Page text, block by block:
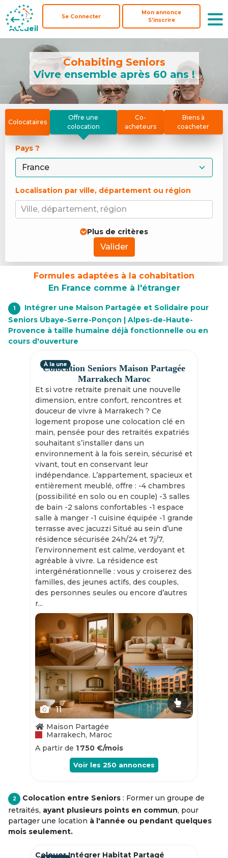
Accueil
Se Connecter
Mon annonce
S'inscrire
Accueil
Se Connecter
Mon annonce
S'inscrire
Cohabiting Seniors
Vivre ensemble après 60 ans !
Colocataires
Offre une
colocation
Co-
acheteurs
Biens à
coacheter
Pays ?
Localisation par ville, département ou région
Ville, département, région
Plus de critères
Valider
Formules adaptées à la cohabitation
En France comme à l'étranger
1
Intégrer une Maison Partagée et Solidaire pour
Seniors Ubaye-Serre-Ponçon | Alpes-de-Haute-
Provence à taille humaine déjà fonctionnelle ou en
cours d'ouverture
Colocation Seniors Maison Partagée
Marrakech Maroc
Et si votre retraite prenait une nouvelle
dimension, entre confort, rencontres et
douceur de vivre à Marrakech ? Ce
logement propose une colocation clé en
main, pensée pour des retraités expatriés
souhaitant s’installer dans un
environnement à la fois serein, sécurisé et
vivant, tout en conservant leur
indépendance. L’appartement, spacieux et
entièrement meublé, offre : -4 chambres
(possibilité en solo ou en couple) -3 salles
de bain -2 salons confortables -1 espace
salle à manger -1 cuisine équipée -1 grande
terrasse avec jacuzzi Situé au sein d’une
résidence sécurisée 24h/24 et 7j/7,
l’environnement est calme, verdoyant et
agréable à vivre. La résidence est
intergénérationnelle : vous y croiserez des
familles, des jeunes actifs, des couples,
des personnes seules ou encore d’autres
r...
À la une
Slide 1 of 11
11
Maison Partagée
Marrakech, Maroc
A partir de 1 750 €/mois
Voir les 250 annonces
2 Colocation entre Seniors : Former un groupe de
retraités, ayant plusieurs points en commun, pour
partager une location à l'année ou pendant quelques
mois seulement.
Colouer Intégrer Habitat Partagé